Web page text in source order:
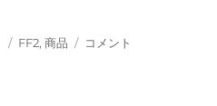
タ
FF2,商品
FF2
コメント